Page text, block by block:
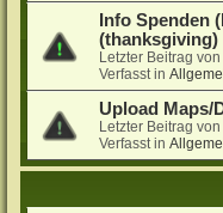
Info Spenden
(thanksgiving)
Letzter Beitrag
Verfasst in
Upload Maps/
Letzter Beitrag
Verfasst in